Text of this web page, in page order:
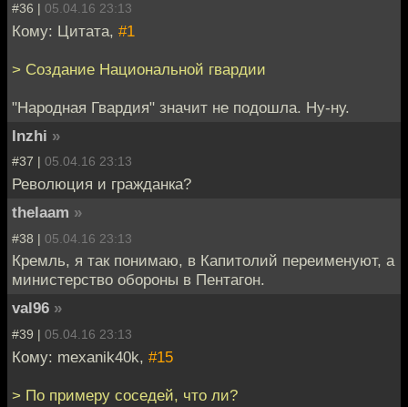
#36 | 05.04.16 23:13
Кому: Цитата, #1
> Создание Национальной гвардии
"Народная Гвардия" значит не подошла. Ну-ну.
Inzhi »
#37 | 05.04.16 23:13
Революция и гражданка?
thelaam »
#38 | 05.04.16 23:13
Кремль, я так понимаю, в Капитолий переименуют, а
министерство обороны в Пентагон.
val96 »
#39 | 05.04.16 23:13
Кому: mexanik40k, #15
> По примеру соседей, что ли?